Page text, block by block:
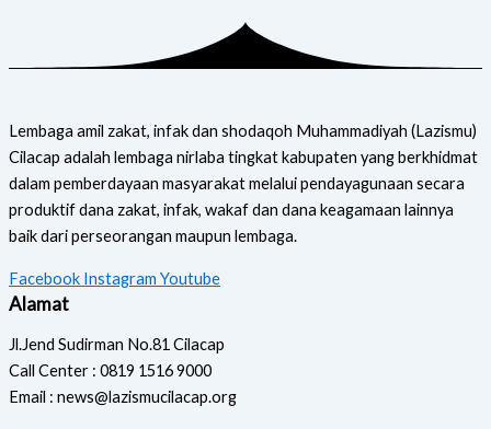
Lembaga amil zakat, infak dan shodaqoh Muhammadiyah (Lazismu)
Cilacap adalah lembaga nirlaba tingkat kabupaten yang berkhidmat
dalam pemberdayaan masyarakat melalui pendayagunaan secara
produktif dana zakat, infak, wakaf dan dana keagamaan lainnya
baik dari perseorangan maupun lembaga.
Facebook Instagram Youtube
Alamat
Jl.Jend Sudirman No.81 Cilacap
Call Center : 0819 1516 9000
Email : news@lazismucilacap.org